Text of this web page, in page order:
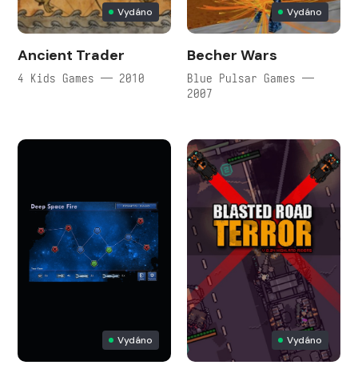
Vydáno
Ancient Trader
4 Kids Games — 2010
Vydáno
Becher Wars
Blue Pulsar Games —
2007
Vydáno Vydáno